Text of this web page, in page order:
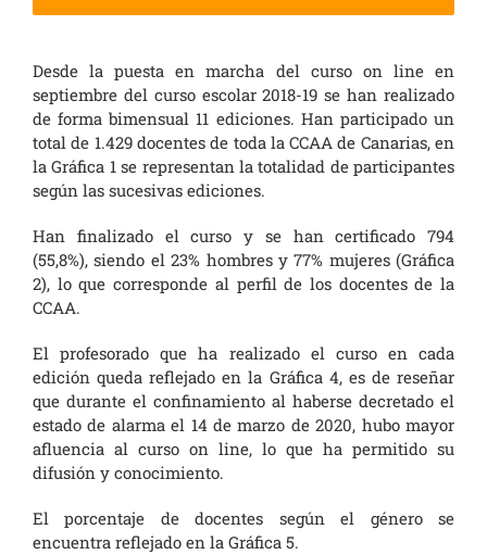
Desde la puesta en marcha del curso on line en
septiembre del curso escolar 2018-19 se han realizado
de forma bimensual 11 ediciones. Han participado un
total de 1.429 docentes de toda la CCAA de Canarias, en
la Gráfica 1 se representan la totalidad de participantes
según las sucesivas ediciones.
Han finalizado el curso y se han certificado 794
(55,8%), siendo el 23% hombres y 77% mujeres (Gráfica
2), lo que corresponde al perfil de los docentes de la
CCAA.
El profesorado que ha realizado el curso en cada
edición queda reflejado en la Gráfica 4, es de reseñar
que durante el confinamiento al haberse decretado el
estado de alarma el 14 de marzo de 2020, hubo mayor
afluencia al curso on line, lo que ha permitido su
difusión y conocimiento.
El porcentaje de docentes según el género se
encuentra reflejado en la Gráfica 5.